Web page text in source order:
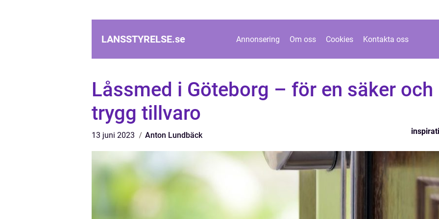
LANSSTYRELSE.se Annonsering Om oss Cookies Kontakta oss
Låssmed i Göteborg – för en säker och
trygg tillvaro
13 juni 2023 Anton Lundbäck